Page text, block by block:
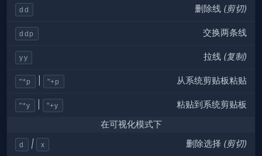
dd 删除线 (剪切)
ddp 交换两条线
yy 拉线 (复制)
"*p "+p 从系统剪贴板粘贴
"*y "+y
粘贴到系统剪贴板
在可视化模式下
d | x 删除选择 (剪切)